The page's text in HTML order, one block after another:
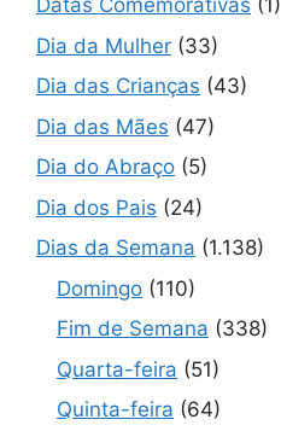
Datas Comemorativas (1)
Dia da Mulher (33)
Dia das Crianças (43)
Dia das Mães (47)
Dia do Abraço (5)
Dia dos Pais (24)
Dias da Semana (1.138)
Domingo (110)
Fim de Semana (338)
Quarta-feira (51)
Quinta-feira (64)